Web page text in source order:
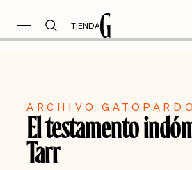
TIENDA
ARCHIVO GATOPARDO
El testamento
Tarr